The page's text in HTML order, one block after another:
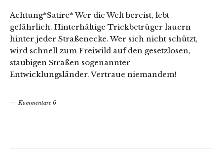
Achtung*Satire* Wer die Welt bereist, lebt
gefährlich. Hinterhältige Trickbetrüger lauern
hinter jeder Straßenecke. Wer sich nicht schützt,
wird schnell zum Freiwild auf den gesetzlosen,
staubigen Straßen sogenannter
Entwicklungsländer. Vertraue niemandem!
Kommentare 6